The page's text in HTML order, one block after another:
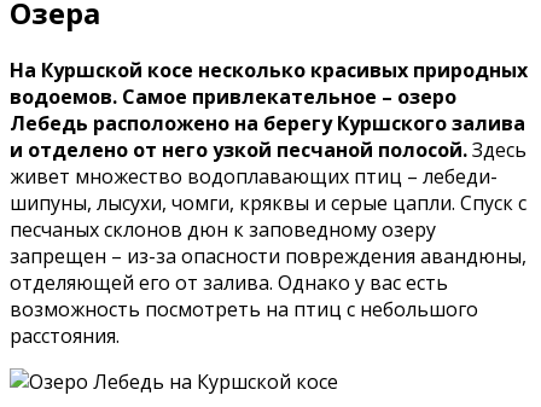
Озера
На Куршской косе несколько красивых природных
водоемов. Самое привлекательное – озеро
Лебедь расположено на берегу Куршского залива
и отделено от него узкой песчаной полосой.Здесь
живет множество водоплавающих птиц – лебеди-
шипуны, лысухи, чомги, кряквы и серые цапли. Спуск с
песчаных склонов дюн к заповедному озеру
запрещен – из-за опасности повреждения авандюны,
отделяющей его от залива. Однако у вас есть
возможность посмотреть на птиц с небольшого
расстояния.